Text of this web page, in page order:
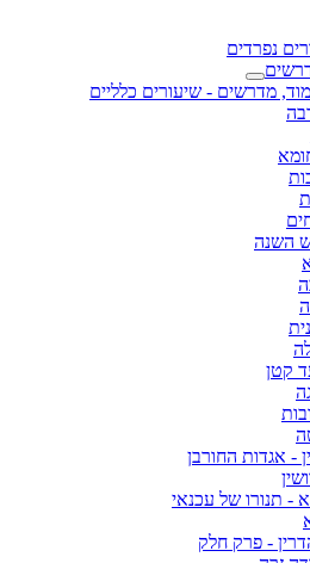
נפרדים
מדרשים - שיעורים כלליים
השנה
קטן
- אגדות החורבן
- תנורו של עכנאי
- פרק חלק